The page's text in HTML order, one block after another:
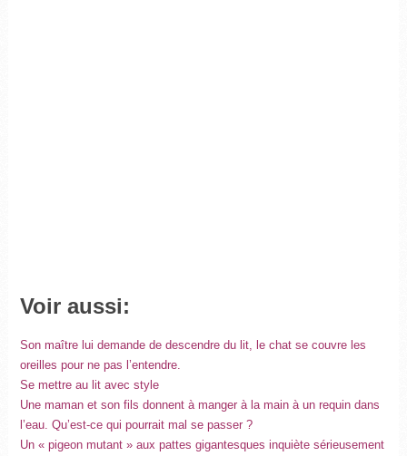
Voir aussi:
Son maître lui demande de descendre du lit, le chat se couvre les
oreilles pour ne pas l’entendre.
Se mettre au lit avec style
Une maman et son fils donnent à manger à la main à un requin dans
l’eau. Qu’est-ce qui pourrait mal se passer ?
Un « pigeon mutant » aux pattes gigantesques inquiète sérieusement